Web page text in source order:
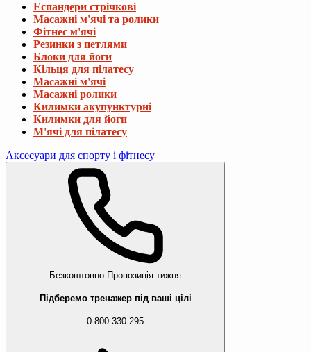
Еспандери стрічкові
Масажні м'ячі та ролики
Фітнес м'ячі
Резинки з петлями
Блоки для йоги
Кільця для пілатесу
Масажні м'ячі
Масажні ролики
Килимки акупунктурні
Килимки для йоги
М'ячі для пілатесу
Аксесуари для спорту і фітнесу
Безкоштовно Пропозиція тижня
Підберемо тренажер під ваші цілі
0 800 330 295